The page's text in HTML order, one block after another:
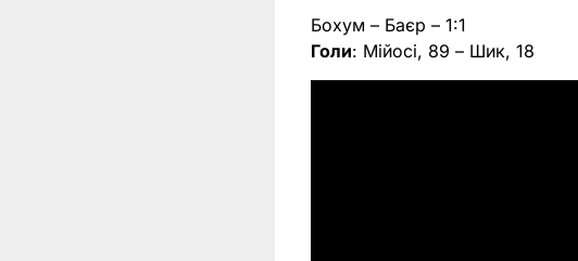
Бохум – Баєр – 1:1
Голи: Мійосі, 89 – Шик, 18